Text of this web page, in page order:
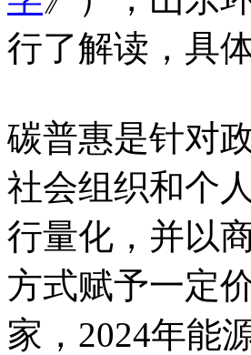
行了解读，具
碳普惠是针对
社会组织和个
行量化，并以
方式赋予一定
家，2024年能